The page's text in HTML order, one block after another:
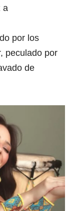
a
por los
peculado por
de